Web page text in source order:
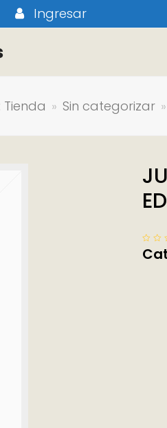
Ingresar
Tienda » Sin categorizar »
con